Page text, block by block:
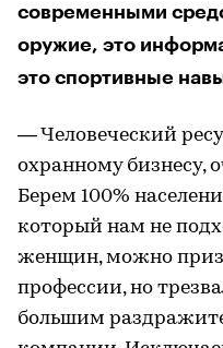
современными
оружие, это
это спортивные
— Человеческий
охранному бизнесу,
Берем 100%
который нам не
женщин, можно
профессии, но
большим